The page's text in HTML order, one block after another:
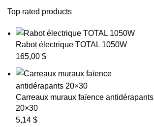
Top rated products
Rabot électrique TOTAL 1050W
165,00 $
Carreaux muraux faïence antidérapants
20×30
5,14 $